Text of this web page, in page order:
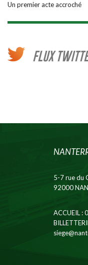
Un premier acte accroché
FLUX
5-7 rue du
92000
ACCUEIL: